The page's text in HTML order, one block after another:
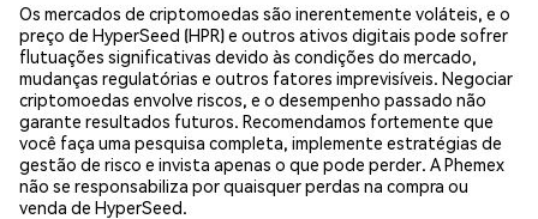
Os mercados de criptomoedas são inerentemente voláteis, e o
preço de HyperSeed (HPR) e outros ativos digitais pode sofrer
flutuações significativas devido às condições do mercado,
mudanças regulatórias e outros fatores imprevisíveis. Negociar
criptomoedas envolve riscos, e o desempenho passado não
garante resultados futuros. Recomendamos fortemente que
você faça uma pesquisa completa, implemente estratégias de
gestão de risco e invista apenas o que pode perder. A Phemex
não se responsabiliza por quaisquer perdas na compra ou
venda de HyperSeed.